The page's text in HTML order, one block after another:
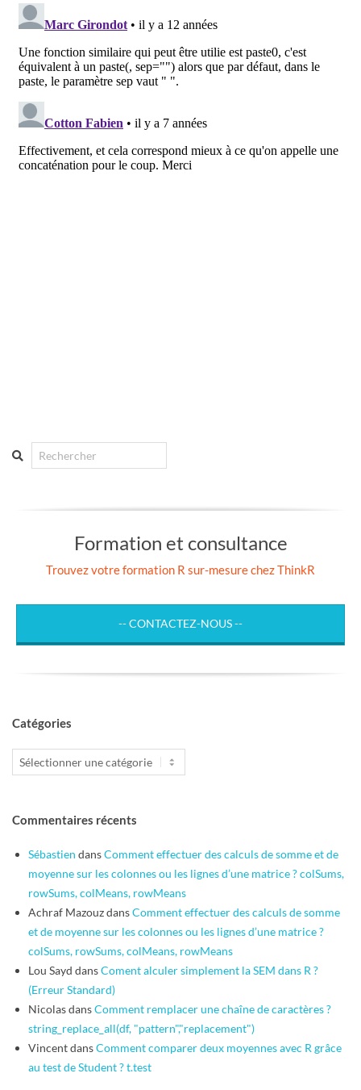
Search
Formation et consultance
Trouvez votre formation R sur-mesure chez ThinkR
-- CONTACTEZ-NOUS --
Catégories
Catégories
Commentaires récents
Sébastien dansComment effectuer des calculs de somme et de
moyenne sur les colonnes ou les lignes d’une matrice ? colSums,
rowSums, colMeans, rowMeans
Achraf MazouzdansComment effectuer des calculs de somme
et de moyenne sur les colonnes ou les lignes d’une matrice ?
colSums, rowSums, colMeans, rowMeans
Lou Sayd dansComent alculer simplement la SEM dans R ?
(Erreur Standard)
NicolasdansComment remplacer une chaîne de caractères ?
string_replace_all(df, "pattern","replacement")
VincentdansComment comparer deux moyennes avec R grâce
au test de Student ? t.test